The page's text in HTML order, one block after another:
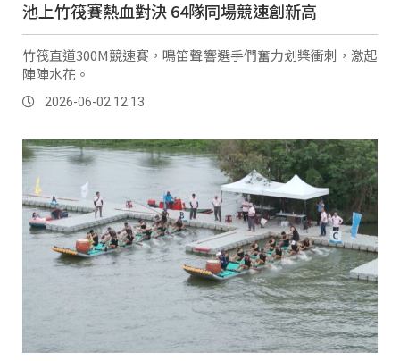
池上竹筏賽熱血對決 64隊同場競速創新高
竹筏直道300M競速賽，鳴笛聲響選手們奮力划槳衝刺，激起
陣陣水花。
2026-06-02 12:13